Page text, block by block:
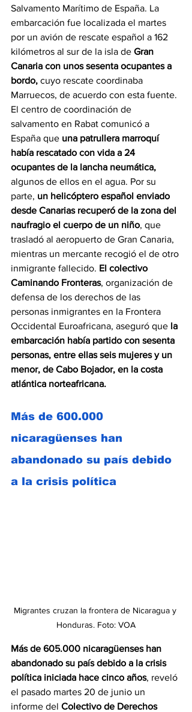
Salvamento Marítimo de España. La
embarcación fue localizada el martes
por un avión de rescate español a 162
kilómetros al sur de la isla de Gran
Canaria con unos sesenta ocupantes a
bordo, cuyo rescate coordinaba
Marruecos, de acuerdo con esta fuente.
El centro de coordinación de
salvamento en Rabat comunicó a
España que una patrullera marroquí
había rescatado con vida a 24
ocupantes de la lancha neumática,
algunos de ellos en el agua. Por su
parte, un helicóptero español enviado
desde Canarias recuperó de la zona del
naufragio el cuerpo de un niño, que
trasladó al aeropuerto de Gran Canaria,
mientras un mercante recogió el de otro
inmigrante fallecido. El colectivo
Caminando Fronteras, organización de
defensa de los derechos de las
personas inmigrantes en la Frontera
Occidental Euroafricana, aseguró que la
embarcación había partido con sesenta
personas, entre ellas seis mujeres y un
menor, de Cabo Bojador, en la costa
atlántica norteafricana.
Más de 600.000
nicaragüenses han
abandonado su país debido
a la crisis política
Migrantes cruzan la frontera de Nicaragua y
Honduras. Foto: VOA
Más de 605.000 nicaragüenses han
abandonado su país debido a la crisis
política iniciada hace cinco años, reveló
el pasado martes 20 de junio un
informe del Colectivo de Derechos